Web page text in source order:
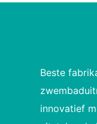
Beste
innovatief